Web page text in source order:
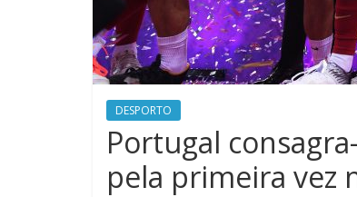
DESPORTO
Portugal
pela primeira vez